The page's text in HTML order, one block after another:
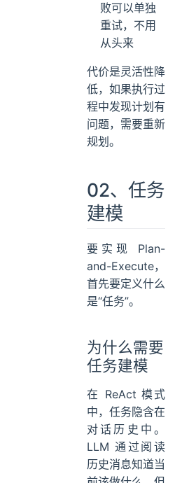
败可以单独
重试，不用
从头来
代价是灵活性降
低，如果执行过
程中发现计划有
问题，需要重新
规划。
02、任务
建模
要实现 Plan-
and-Execute，
首先要定义什么
是“任务”。
为什么需要
任务建模
在 ReAct 模式
中，任务隐含在
对话历史中。
LLM 通过阅读
历史消息知道当